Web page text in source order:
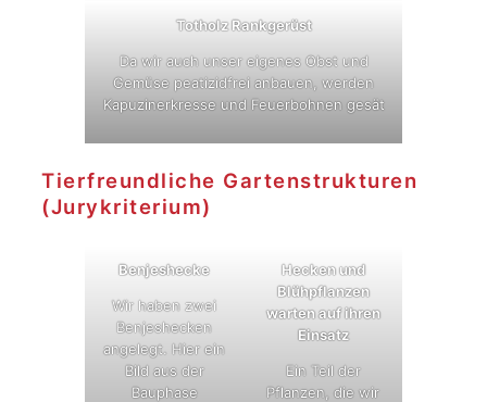
Totholz Rankgerüst
Da wir auch unser eigenes Obst und
Gemüse peatizidfrei anbauen, werden
Kapuzinerkresse und Feuerbohnen gesät
Tierfreundliche Gartenstrukturen
(Jurykriterium)
Benjeshecke
Wir haben zwei
Benjeshecken
angelegt. Hier ein
Bild aus der
Bauphase
Hecken und
Blühpflanzen
warten auf ihren
Einsatz
Ein Teil der
Pflanzen, die wir